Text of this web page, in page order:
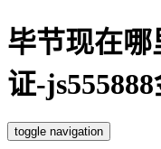
毕节现在哪
证-
toggle navigation